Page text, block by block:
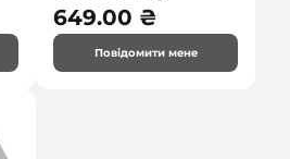
649.00 ₴
Повідомити мене